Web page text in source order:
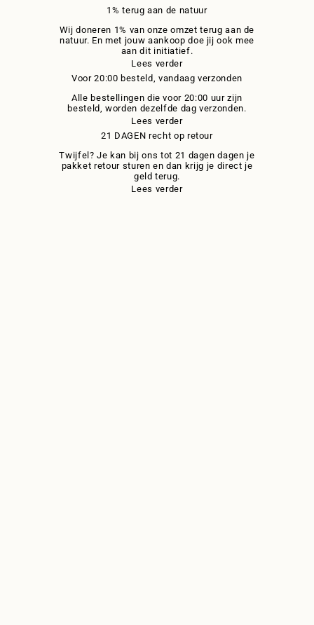
1% terug aan de natuur
Wij doneren 1% van onze omzet terug aan de
natuur. En met jouw aankoop doe jij ook mee
aan dit initiatief.
Lees verder
Voor 20:00 besteld, vandaag verzonden
Alle bestellingen die voor 20:00 uur zijn
besteld, worden dezelfde dag verzonden.
Lees verder
21 DAGEN recht op retour
Twijfel? Je kan bij ons tot 21 dagen dagen je
pakket retour sturen en dan krijg je direct je
geld terug.
Lees verder